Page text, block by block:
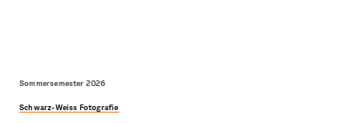
Sommersemester 2026
Schwarz-Weiss Fotografie